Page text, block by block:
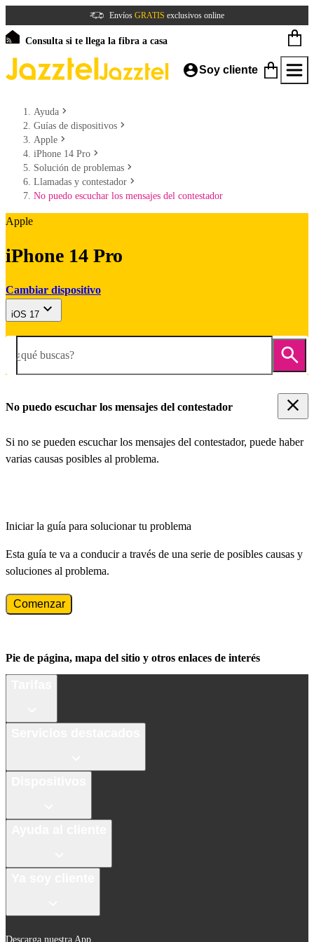
Envíos GRATIS exclusivos online
Consulta si te llega la fibra a casa
Soy cliente
Ayuda
Guías de dispositivos
Apple
iPhone 14 Pro
Solución de problemas
Llamadas y contestador
No puedo escuchar los mensajes del contestador
Apple
iPhone 14 Pro
Cambiar dispositivo
iOS 17
¿qué buscas?
No puedo escuchar los mensajes del contestador
Si no se pueden escuchar los mensajes del contestador, puede haber
varias causas posibles al problema.
Iniciar la guía para solucionar tu problema
Esta guía te va a conducir a través de una serie de posibles causas y
soluciones al problema.
Comenzar
Pie de página, mapa del sitio y otros enlaces de interés
Descarga nuestra App